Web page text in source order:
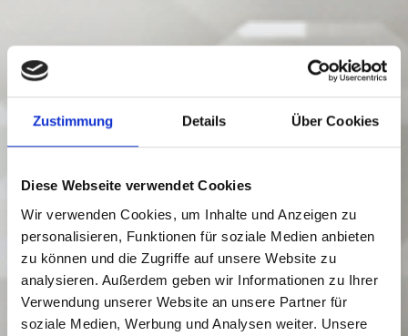
Zustimmung Details Über Cookies
Diese Webseite verwendet Cookies
Wir verwenden Cookies, um Inhalte und Anzeigen zu
personalisieren, Funktionen für soziale Medien anbieten
zu können und die Zugriffe auf unsere Website zu
analysieren. Außerdem geben wir Informationen zu Ihrer
Verwendung unserer Website an unsere Partner für
soziale Medien, Werbung und Analysen weiter. Unsere